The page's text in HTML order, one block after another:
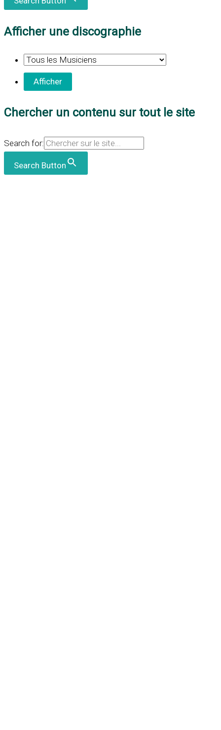
Afficher une discographie
Chercher un contenu sur tout le site
Search for:
Search Button